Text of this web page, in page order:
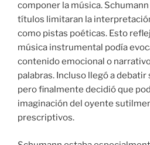
componer la música.
títulos limitaran la
como pistas poéticas. Esto
música instrumental podía
contenido emocional o
palabras. Incluso llegó a
pero finalmente decidió que
imaginación del oyente
prescriptivos.